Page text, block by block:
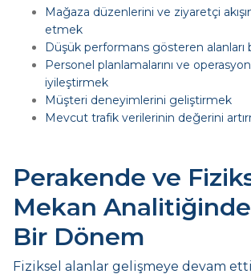
Mağaza düzenlerini ve ziyaretçi
etmek
Düşük performans gösteren alanları
Personel planlamalarını ve
iyileştirmek
Müşteri deneyimlerini geliştirmek
Mevcut trafik verilerinin değerini
Perakende ve
Mekan
Bir Dönem
Fiziksel alanlar gelişmeye devam